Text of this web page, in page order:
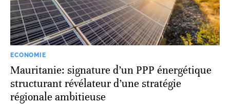
ECONOMIE
Mauritanie: signature d’un PPP énergétique
structurant révélateur d’une stratégie
régionale ambitieuse